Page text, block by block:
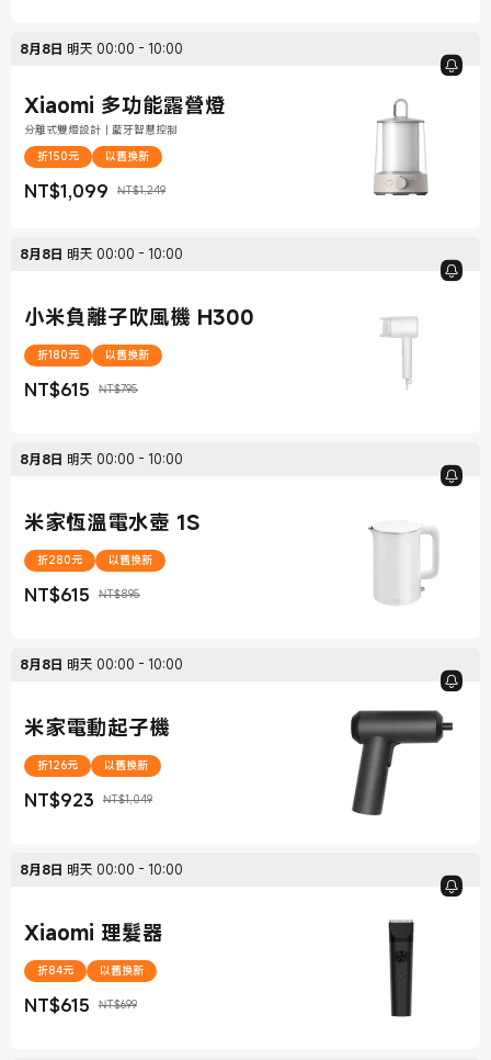
8月8日 明天 00:00 - 10:00
Xiaomi 多功能露營燈
分離式雙燈設計｜藍牙智慧控制
折150元
以舊換新
NT$1,099
現價 NT$1,099 NT$1,249
銷售價格 NT$1,249
8月8日 明天 00:00 - 10:00
小米負離子吹風機 H300
折180元 以舊換新
NT$615
現價 NT$615 NT$795
銷售價格 NT$795
8月8日 明天 00:00 - 10:00
米家恆溫電水壺 1S
折280元 以舊換新
NT$615
現價 NT$615 NT$895
銷售價格 NT$895
8月8日 明天 00:00 - 10:00
米家電動起子機
折126元 以舊換新
NT$923
現價 NT$923 NT$1,049
銷售價格 NT$1,049
8月8日 明天 00:00 - 10:00
Xiaomi 理髮器
折84元 以舊換新
NT$615
現價 NT$615 NT$699
銷售價格 NT$699